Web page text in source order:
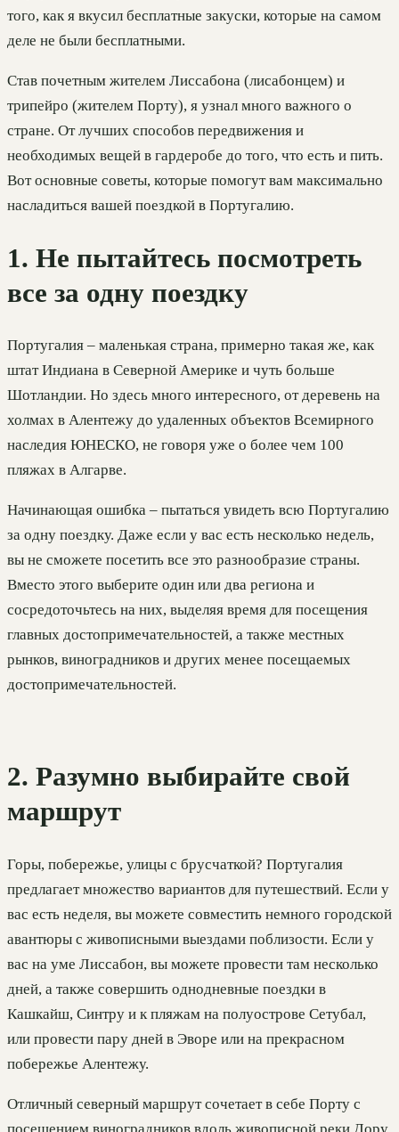
того, как я вкусил бесплатные закуски, которые на самом
деле не были бесплатными.
Став почетным жителем Лиссабона (лисабонцем) и
трипейро (жителем Порту), я узнал много важного о
стране. От лучших способов передвижения и
необходимых вещей в гардеробе до того, что есть и пить.
Вот основные советы, которые помогут вам максимально
насладиться вашей поездкой в Португалию.
1. Не пытайтесь посмотреть
все за одну поездку
Португалия – маленькая страна, примерно такая же, как
штат Индиана в Северной Америке и чуть больше
Шотландии. Но здесь много интересного, от деревень на
холмах в Алентежу до удаленных объектов Всемирного
наследия ЮНЕСКО, не говоря уже о более чем 100
пляжах в Алгарве.
Начинающая ошибка – пытаться увидеть всю Португалию
за одну поездку. Даже если у вас есть несколько недель,
вы не сможете посетить все это разнообразие страны.
Вместо этого выберите один или два региона и
сосредоточьтесь на них, выделяя время для посещения
главных достопримечательностей, а также местных
рынков, виноградников и других менее посещаемых
достопримечательностей.
2. Разумно выбирайте свой
маршрут
Горы, побережье, улицы с брусчаткой? Португалия
предлагает множество вариантов для путешествий. Если у
вас есть неделя, вы можете совместить немного городской
авантюры с живописными выездами поблизости. Если у
вас на уме Лиссабон, вы можете провести там несколько
дней, а также совершить однодневные поездки в
Кашкайш, Синтру и к пляжам на полуострове Сетубал,
или провести пару дней в Эворе или на прекрасном
побережье Алентежу.
Отличный северный маршрут сочетает в себе Порту с